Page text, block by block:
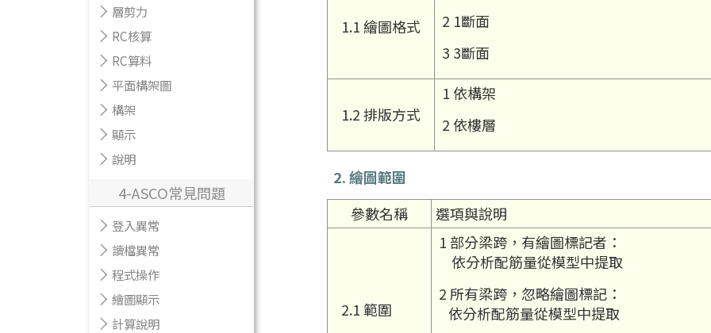
層剪力
RC核算
RC算料
平面構架圖
構架
顯示
說明
4-ASCO常見問題
登入異常
讀檔異常
程式操作
繪圖顯示
計算說明
1.1 繪圖格式
2 1斷面
3 3斷面
1.2 排版方式
1 依構架
2 依樓層
2. 繪圖範圍
參數名稱
選項與說明
2.1 範圍
1 部分梁跨，有繪圖標記者：
依分析配筋量從模型中提取
2 所有梁跨，忽略繪圖標記：
依分析配筋量從模型中提取